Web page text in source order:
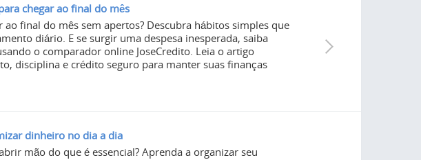
chegar ao final do mês
final do mês sem apertos? Descubra hábitos simples que
diário. E se surgir uma despesa inesperada, saiba
o comparador online JoseCredito. Leia o artigo
disciplina e crédito seguro para manter suas finanças
dinheiro no dia a dia
mão do que é essencial? Aprenda a organizar seu